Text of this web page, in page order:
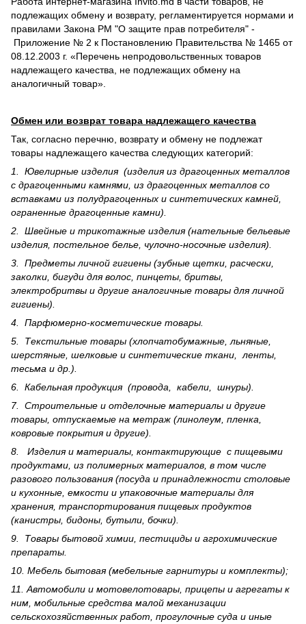
подлежащих обмену и возврату, регламентируется нормами и
правилами Закона РМ "О защите прав потребителя" -
Приложение № 2 к Постановлению Правительства № 1465 от
08.12.2003 г. «Перечень непродовольственных товаров
надлежащего качества, не подлежащих обмену на
аналогичный товар».
Обмен или возврат товара надлежащего качества
Так, согласно перечню, возврату и обмену не подлежат
товары надлежащего качества следующих категорий:
1. Ювелирные изделия (изделия из драгоценных металлов
с драгоценными камнями, из драгоценных металлов со
вставками из полудрагоценных и синте­тических камней,
ограненные драгоценные камни).
2. Швейные и трикотажные изделия (нательные бельевые
изделия, постельное белье, чулочно-носочные изделия).
3. Предметы личной гигиены (зубные щетки, расчески,
заколки, бигуди для волос, пинцеты, бритвы,
электробритвы и другие аналогичные товары для личной
гигиены).
4. Парфюмерно-косметические товары.
5. Текстильные товары (хлопчатобумажные, льняные,
шерс­тя­ные, шелковые и синтетические ткани, ленты,
тесьма и др.).
6. Кабельная продукция (провода, кабели, шнуры).
7. Строительные и отделочные материалы и другие
товары, отпускаемые на метраж (линолеум, пленка,
ковровые покрытия и другие).
8. Изделия и материалы, контактирующие с пищевыми
продуктами, из полимерных материалов, в том числе
разового пользования (посуда и принадлежности столовые
и кухонные, емкости и упаковочные материалы для
хранения, транспортирования пищевых продуктов
(канистры, бидоны, бутыли, бочки).
9. Товары бытовой химии, пестициды и агрохи­мические
препараты.
10. Мебель бытовая (мебельные гарнитуры и комплекты);
11. Автомобили и мотовелотовары, прицепы и агрегаты к
ним, мобильные средства малой механизации
сельскохозяйственных работ, прогулочные суда и иные